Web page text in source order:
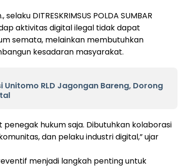
selaku DITRESKRIMSUS POLDA SUMBAR
aktivitas digital ilegal tidak dapat
semata, melainkan membutuhkan
kesadaran masyarakat.
Unitomo RLD Jagongan Bareng, Dorong
hukum saja. Dibutuhkan kolaborasi
dan pelaku industri digital,” ujar
menjadi langkah penting untuk